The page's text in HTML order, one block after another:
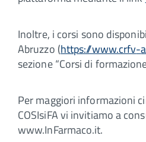
Inoltre, i corsi sono
Abruzzo (https://www.crfv-
sezione “Corsi di
Per maggiori informazioni
COSIsiFA vi invitiamo a
www.InFarmaco.it.